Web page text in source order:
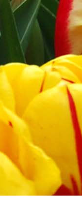
лилия Навона
892 руб
ПОДРОБНЕЕ
2